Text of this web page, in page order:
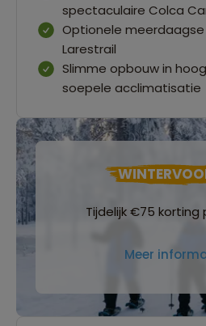
spectaculaire Colca
Optionele
Larestrail
Slimme opbouw in
soepele acclimatisatie
Tijdelijk €75 korting
Meer